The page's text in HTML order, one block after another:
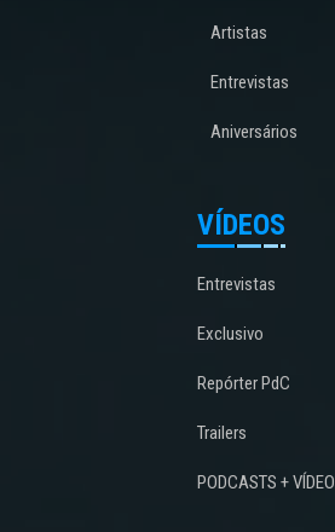
Artistas
Entrevistas
Aniversários
VÍDEOS
Entrevistas
Exclusivo
Repórter PdC
Trailers
PODCASTS +